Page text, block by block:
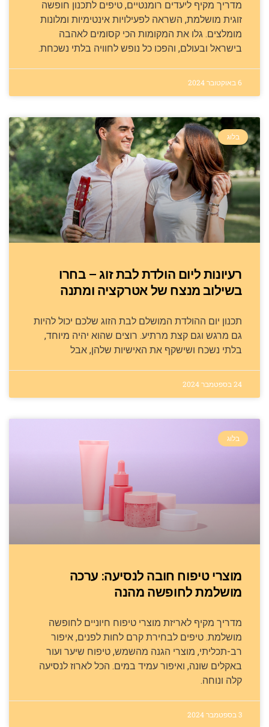
מדריך מקיף ליעדים רומנטיים, טיפים לתכנון חופשה
זוגית מושלמת, השראה לפעילויות אינטימיות ומלונות
מומלצים. גלו את המקומות הכי קסומים לאהבה
בישראל ובעולם, והפכו כל נופש לחוויה בלתי נשכחת.
6 באוקטובר 2024
בלוג
רעיונות ליום הולדת לבת זוג – בחרו
בשילוב מנצח של אטרקציה ומתנה
תכנון יום ההולדת המושלם לבת הזוג שלכם יכול להיות
גם מרגש וגם קצת מרתיע. רוצים שהוא יהיה מיוחד,
בלתי נשכח ושישקף את האישיות שלהן, אבל
24 בספטמבר 2024
בלוג
מוצרי טיפוח חובה לנסיעה: ערכה
מושלמת לחופשה מהנה
מדריך מקיף לאריזת מוצרי טיפוח חיוניים לחופשה
מושלמת. טיפים לבחירת קרם לחות לפנים, איפור
רב-תכליתי, מוצרי הגנה מהשמש, טיפוח שיער ועור
באקלים שונה, ואיפור עמיד במים. הכל לארוז לנסיעה
קלה ונוחה.
3 בספטמבר 2024